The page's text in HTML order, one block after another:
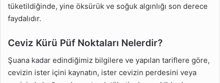
tüketildiğinde, yine öksürük ve soğuk algınlığı son derece
faydalıdır.
Ceviz Kürü Püf Noktaları Nelerdir?
Şuana kadar edindiğimiz bilgilere ve yapılan tariflere göre,
cevizin ister içini kaynatın, ister cevizin perdesini veya